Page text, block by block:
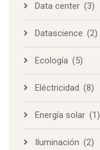
Data center (3)
Datascience (2)
Ecología (5)
Eléctricidad (8)
Energía solar (1)
Iluminación (2)